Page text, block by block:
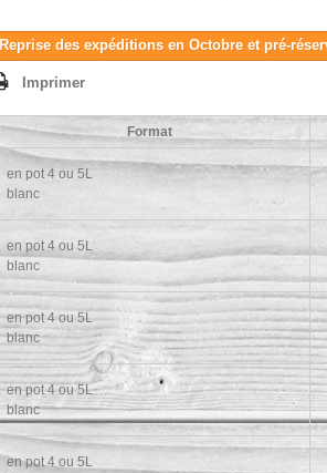
Reprise des expéditions en Octobre et pré-
Imprimer
Format
en pot 4 ou 5L
blanc
en pot 4 ou 5L
blanc
en pot 4 ou 5L
blanc
en pot 4 ou 5L
blanc
en pot 4 ou 5L